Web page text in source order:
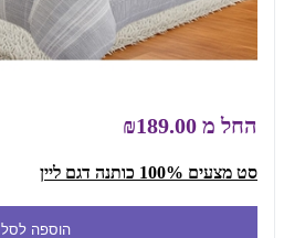
החל מ ₪189.00
סט מצעים 100% כותנה דגם ליין
הוספה לסל